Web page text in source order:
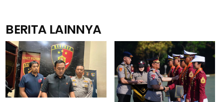
BERITA LAINNYA